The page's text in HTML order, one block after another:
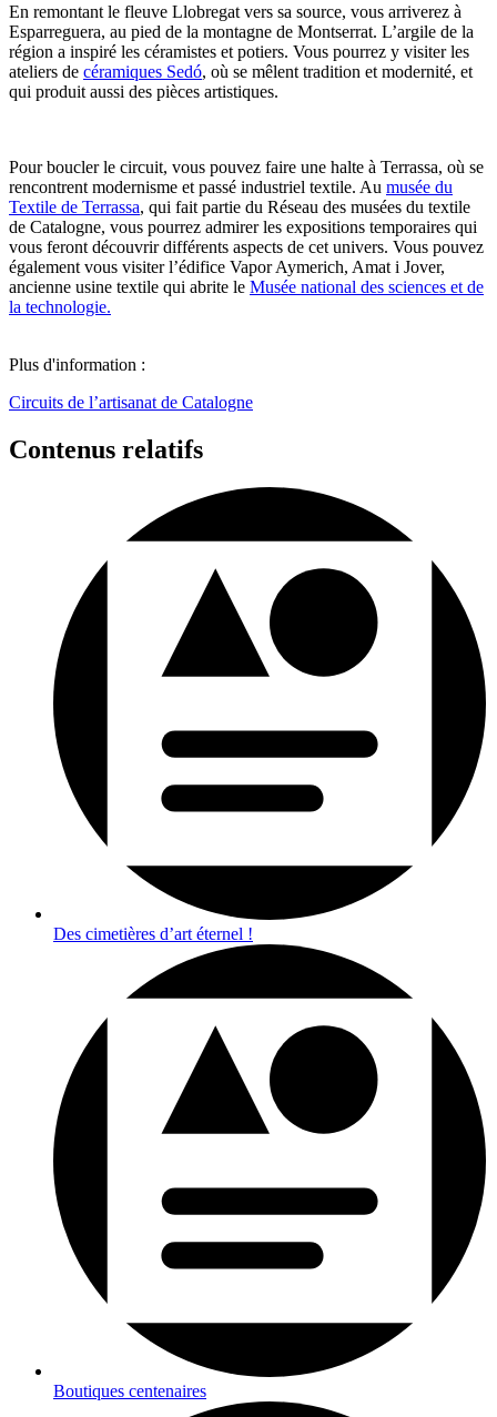
En remontant le fleuve Llobregat vers sa source, vous arriverez à
Esparreguera, au pied de la montagne de Montserrat. L’argile de la
région a inspiré les céramistes et potiers. Vous pourrez y visiter les
ateliers de céramiques Sedó, où se mêlent tradition et modernité, et
qui produit aussi des pièces artistiques.
Pour boucler le circuit, vous pouvez faire une halte à Terrassa, où se
rencontrent modernisme et passé industriel textile. Au musée du
Textile de Terrassa, qui fait partie du Réseau des musées du textile
de Catalogne, vous pourrez admirer les expositions temporaires qui
vous feront découvrir différents aspects de cet univers. Vous pouvez
également vous visiter l’édifice Vapor Aymerich, Amat i Jover,
ancienne usine textile qui abrite le Musée national des sciences et de
la technologie.
Plus d'information :
Circuits de l’artisanat de Catalogne
Contenus relatifs
Des cimetières d’art éternel !
Boutiques centenaires